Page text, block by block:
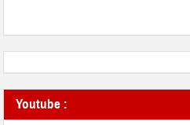
Youtube :